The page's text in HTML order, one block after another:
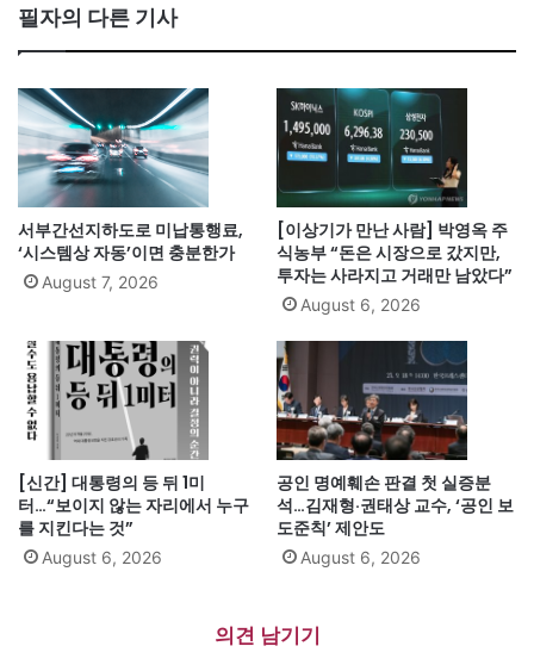
필자의 다른 기사
서부간선지하도로 미납통행료,
‘시스템상 자동’이면 충분한가
August 7, 2026
[이상기가 만난 사람] 박영옥 주
식농부 “돈은 시장으로 갔지만,
투자는 사라지고 거래만 남았다”
August 6, 2026
[신간] 대통령의 등 뒤 1미
터…“보이지 않는 자리에서 누구
를 지킨다는 것”
August 6, 2026
공인 명예훼손 판결 첫 실증분
석…김재형·권태상 교수, ‘공인 보
도준칙’ 제안도
August 6, 2026
의견 남기기